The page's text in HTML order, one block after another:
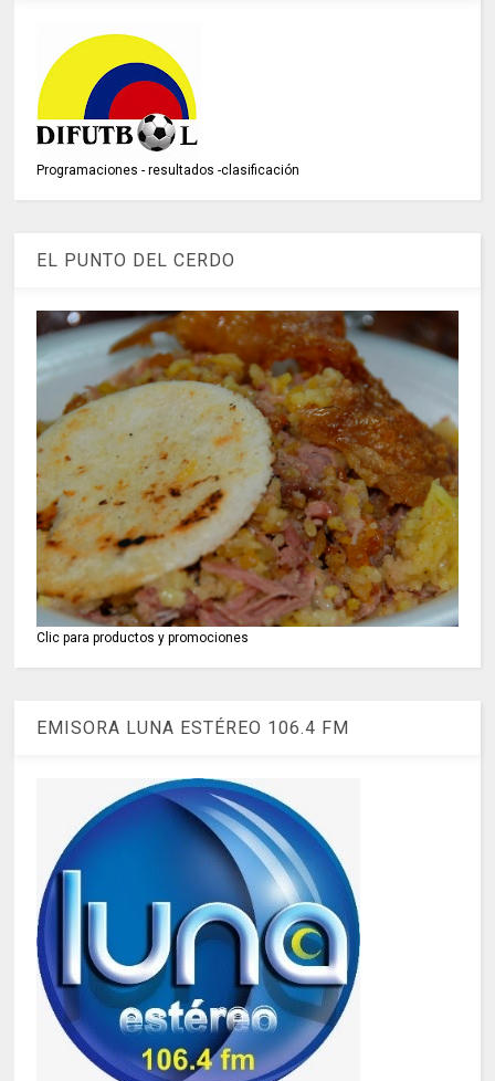
Programaciones - resultados -clasificación
EL PUNTO DEL CERDO
Clic para productos y promociones
EMISORA LUNA ESTÉREO 106.4 FM